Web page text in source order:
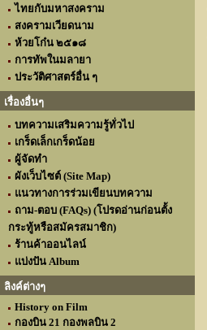
ไทยกับมหาสงคราม
สงครามเวียดนาม
ห้วยโก๋น ๒๕๑๘
การทัพในมลายา
ประวัติศาสตร์อื่น ๆ
เรื่องอื่นๆ
บทความเสริมความรู้ทั่วไป
เกร็ดเล็กเกร็ดน้อย
ผู้จัดทำ
ผังเว็บไซต์ (Site Map)
แนวทางการร่วมเขียนบทความ
ถาม-ตอบ (FAQs) (โปรดอ่านก่อนตั้ง
กระทู้หรือสมัครสมาชิก)
ร้านค้าออนไลน์
แบ่งปัน Album
ลิงค์ต่างๆ
History on Film
กองบิน 21 กองพลบิน 2